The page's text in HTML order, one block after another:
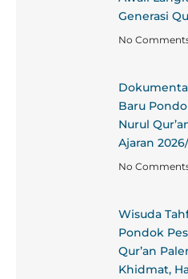
Generasi
No
Baru
Nurul
Ajaran
No
Wisuda
Pondok
Qur’an
Khidmat,